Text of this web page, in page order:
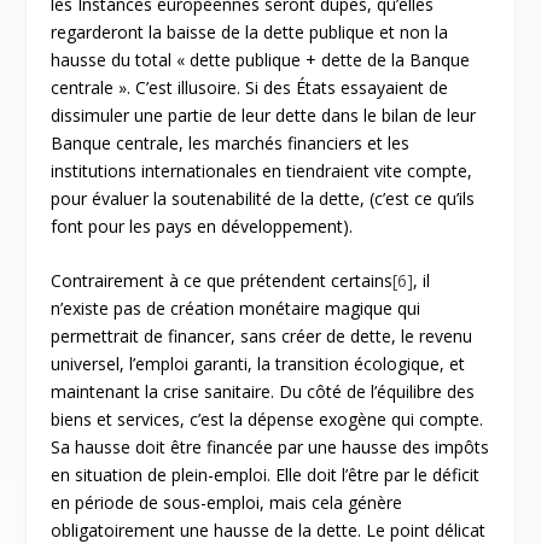
regarderont la baisse de la dette publique et non la
hausse du total « dette publique + dette de la Banque
centrale ». C’est illusoire. Si des États essayaient de
dissimuler une partie de leur dette dans le bilan de leur
Banque centrale, les marchés financiers et les
institutions internationales en tiendraient vite compte,
pour évaluer la soutenabilité de la dette, (c’est ce qu’ils
font pour les pays en développement).
Contrairement à ce que prétendent certains[6], il
n’existe pas de création monétaire magique qui
permettrait de financer, sans créer de dette, le revenu
universel, l’emploi garanti, la transition écologique, et
maintenant la crise sanitaire. Du côté de l’équilibre des
biens et services, c’est la dépense exogène qui compte.
Sa hausse doit être financée par une hausse des impôts
en situation de plein-emploi. Elle doit l’être par le déficit
en période de sous-emploi, mais cela génère
obligatoirement une hausse de la dette. Le point délicat